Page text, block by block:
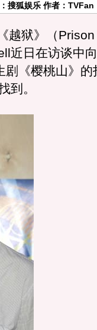
搜狐娱乐 作者：TVFan
狱》（Prison
近日在访谈中
剧《樱桃山》
到。